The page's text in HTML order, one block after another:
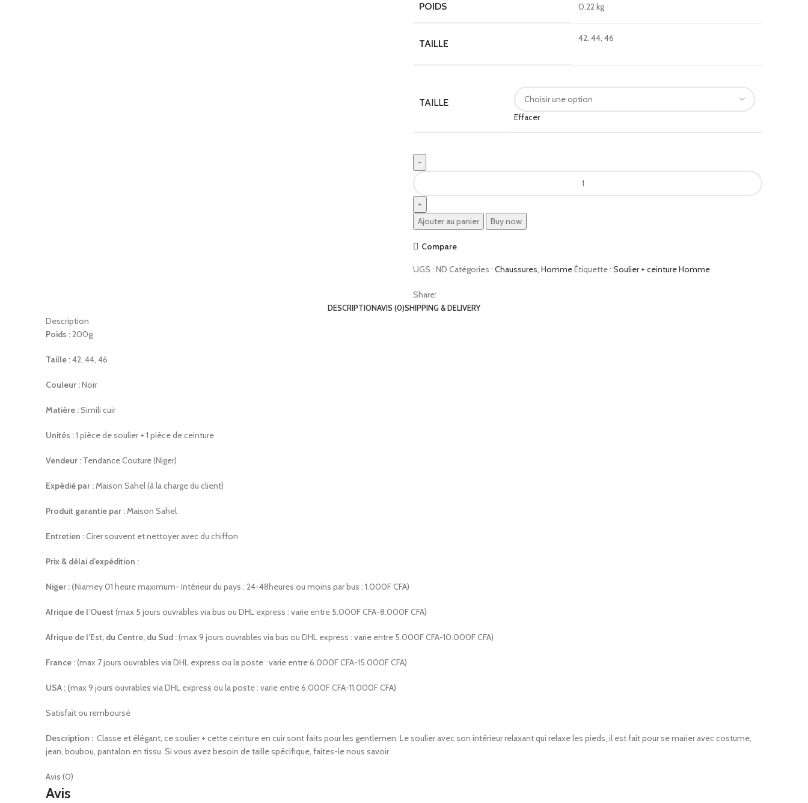
POIDS 0.22 kg
TAILLE 42, 44, 46
TAILLE
Effacer
Ajouter au panier Buy now
Compare
UGS : ND Catégories : Chaussures, HommeÉtiquette : Soulier + ceinture Homme
Share:
DESCRIPTIONAVIS (0)SHIPPING & DELIVERY
Description
Poids :200g
Taille :42, 44, 46
Couleur :Noir
Matière :Simili cuir
Unités :1 pièce de soulier + 1 pièce de ceinture
Vendeur : Tendance Couture (Niger)
Expédié par :Maison Sahel (à la charge du client)
Produit garantie par :Maison Sahel
Entretien :Cirer souvent et nettoyer avec du chiffon
Prix & délai d’expédition :
Niger : (Niamey 01 heure maximum- Intérieur du pays : 24-48heures ou moins par bus : 1.000F CFA)
Afrique de l’Ouest (max 5 jours ouvrables via bus ou DHL express : varie entre 5.000F CFA-8.000F CFA)
Afrique de l’Est, du Centre, du Sud :(max 9 jours ouvrables via bus ou DHL express : varie entre 5.000F CFA-10.000F CFA)
France :(max 7 jours ouvrables via DHL express ou la poste : varie entre 6.000F CFA-15.000F CFA)
USA : (max 9 jours ouvrables via DHL express ou la poste : varie entre 6.000F CFA-11.000F CFA)
Satisfait ou remboursé
Description : Classe et élégant, ce soulier + cette ceinture en cuir sont faits pour les gentlemen. Le soulier avec son intérieur relaxant qui relaxe les pieds, il est fait pour se marier avec costume,
jean, boubou, pantalon en tissu. Si vous avez besoin de taille spécifique, faites-le nous savoir.
Avis (0)
Avis